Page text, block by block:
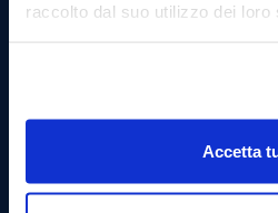
raccolto dal suo utilizzo dei loro
Accetta
Quatrième arrêt : la grotte
Capo Gallo, nous
journée mais nous